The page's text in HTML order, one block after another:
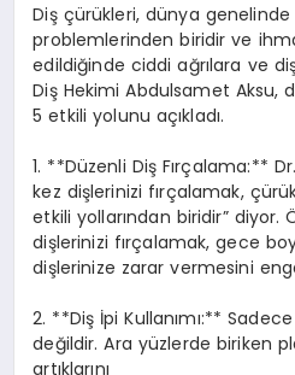
Diş çürükleri, dünya genelinde
problemlerinden biridir ve
edildiğinde ciddi ağrılara ve
Diş Hekimi Abdulsamet Aksu,
5 etkili yolunu açıkladı.
1. **Düzenli Diş Fırçalama:**
kez dişlerinizi fırçalamak,
etkili yollarından biridir”
dişlerinizi fırçalamak, gece
dişlerinize zarar vermesini
2. **Diş İpi Kullanımı:**
değildir. Ara yüzlerde biriken
artıklarını